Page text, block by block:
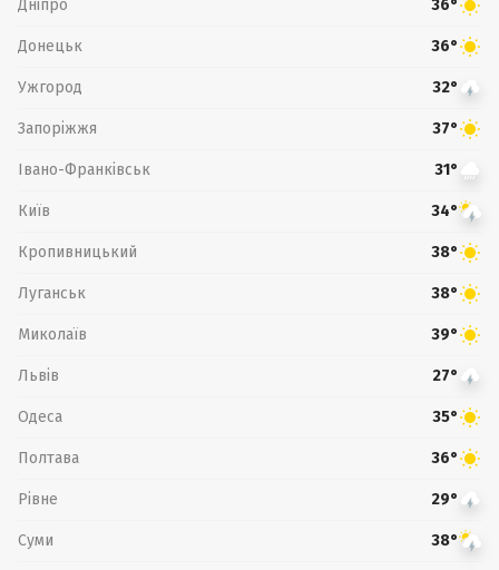
Дніпро 36°
Донецьк 36°
Ужгород 32°
Запоріжжя 37°
Івано-Франківськ 31°
Київ 34°
Кропивницький 38°
Луганськ 38°
Миколаїв 39°
Львів 27°
Одеса 35°
Полтава 36°
Рівне 29°
Суми 38°